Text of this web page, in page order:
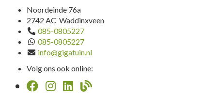
Noordeinde 76a
2742 AC Waddinxveen
085-0805227
085-0805227
info@gigatuin.nl
Volg ons ook online: